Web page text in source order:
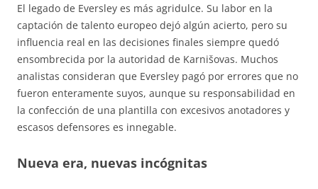
El legado de Eversley es más agridulce. Su labor en la
captación de talento europeo dejó algún acierto, pero su
influencia real en las decisiones finales siempre quedó
ensombrecida por la autoridad de Karnišovas. Muchos
analistas consideran que Eversley pagó por errores que no
fueron enteramente suyos, aunque su responsabilidad en
la confección de una plantilla con excesivos anotadores y
escasos defensores es innegable.
Nueva era, nuevas incógnitas